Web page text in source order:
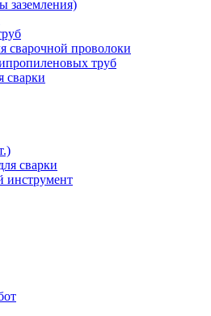
заземления)
сварочной проволоки
труб
сварки
сварки
инструмент